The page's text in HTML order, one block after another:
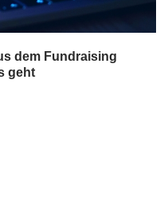
dem Fundraising
geht